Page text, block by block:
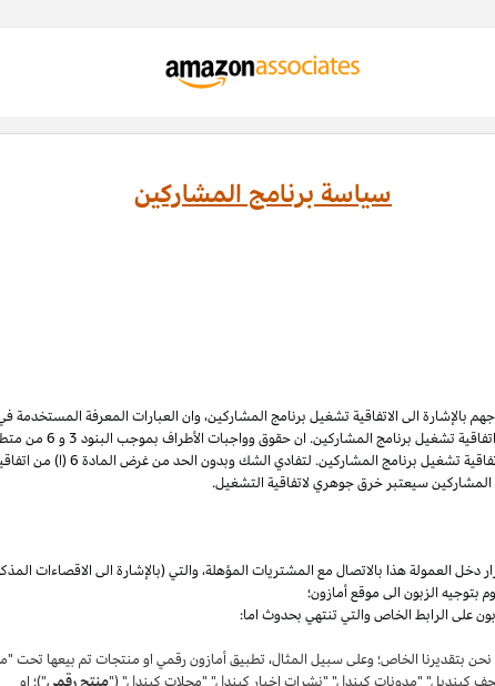
سياسة برنامج المشاركين
بالإشارة الى الاتفاقية تشغيل برنامج المشاركين، وان العبارات المعرفة
تشغيل برنامج المشاركين. ان حقوق وواجبات الأطراف بموجب البنود 3
و 6
الملكية الفكرية لبرنامج المشاركين
المشاركين سيعتبر خرق جوهري لاتفاقية التشغيل.
،والتي (بالإشارة الى الاقصاءات
الزبون الى موقع أمازون؛
على الرابط الخاص والتي تنتهي بحدوث اما:
بتقديرنا الخاص؛وعلى سبيل المثال، تطبيق أمازون رقمي او منتجات تم بيعها
كينديل" "مدونات كيندل" "نشرات اخبار كيندل" "مجلات كيندل" ("منتج رقمي")؛ او